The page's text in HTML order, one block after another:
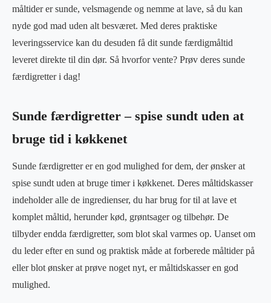
måltider er sunde, velsmagende og nemme at lave, så du kan
nyde god mad uden alt besværet. Med deres praktiske
leveringsservice kan du desuden få dit sunde færdigmåltid
leveret direkte til din dør. Så hvorfor vente? Prøv deres sunde
færdigretter i dag!
Sunde færdigretter – spise sundt uden at
bruge tid i køkkenet
Sunde færdigretter er en god mulighed for dem, der ønsker at
spise sundt uden at bruge timer i køkkenet. Deres måltidskasser
indeholder alle de ingredienser, du har brug for til at lave et
komplet måltid, herunder kød, grøntsager og tilbehør. De
tilbyder endda færdigretter, som blot skal varmes op. Uanset om
du leder efter en sund og praktisk måde at forberede måltider på
eller blot ønsker at prøve noget nyt, er måltidskasser en god
mulighed.